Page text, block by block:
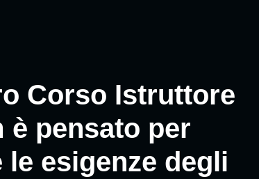
Corso Istruttore
è pensato per
esigenze degli